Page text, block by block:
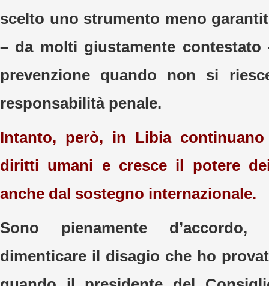
scelto uno strumento meno
– da molti giustamente
prevenzione quando non si
responsabilità penale.
Intanto, però, in Libia
diritti umani e cresce il potere
anche dal sostegno internazionale.
Sono pienamente
dimenticare il disagio che ho